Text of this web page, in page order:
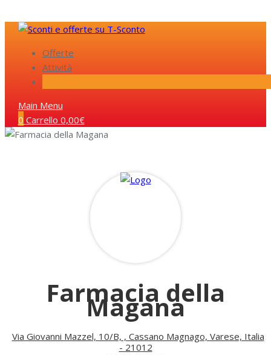
Offerte
Attività
Main Menu
0 Carrello 0,00€
Farmacia della
Magana
Via Giovanni Mazzel, 10/B, , Cassano Magnago, Varese, Italia
- 21012